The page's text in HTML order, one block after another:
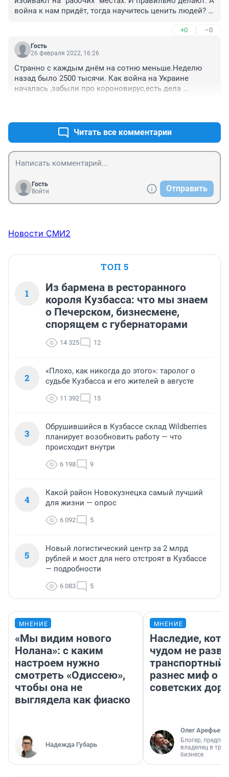
война к нам придёт, тогда научитесь ценить людей?
+0 –0
Гость
26 февраля 2022, 16:26
Странно с каждым днём на сотню меньше.Неделю
назад было 2500 тысячи. Как война на Украине
началась ,забыли про короновирус,есть дела
Читать все комментарии
Гость
Войти
Отправить
Новости СМИ2
ТОП 5
1
Из бармена в ресторанного
короля Кузбасса: что мы знаем
о Печерском, бизнесмене,
спорящем с губернаторами
14 325 12
2
«Плохо, как никогда до этого»: таролог о
судьбе Кузбасса и его жителей в августе
11 392 15
3
Обрушившийся в Кузбассе склад Wildberries
планирует возобновить работу — что
происходит внутри
6 198 9
4
Какой район Новокузнецка самый лучший
для жизни — опрос
6 092 5
5
Новый логистический центр за 2 млрд
рублей и мост для него отстроят в Кузбассе
— подробности
6 083 5
МНЕНИЕ
«Мы видим нового
Нолана»: с каким
настроем нужно
смотреть «Одиссею»,
чтобы она не
выглядела как фиаско
Надежда Губарь
МНЕНИЕ
Наследие,
чудом не
транспортный
разнес миф о
советских
Олег Арефьев
Блогер,
владелец в
бизнесе